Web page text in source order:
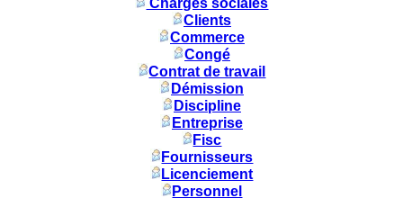
Clients
Commerce
Congé
Contrat de travail
Démission
Discipline
Entreprise
Fisc
Fournisseurs
Licenciement
Personnel